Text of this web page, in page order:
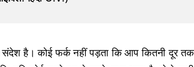
संदेश है। कोई फर्क नहीं पड़ता कि आप कितनी दूर